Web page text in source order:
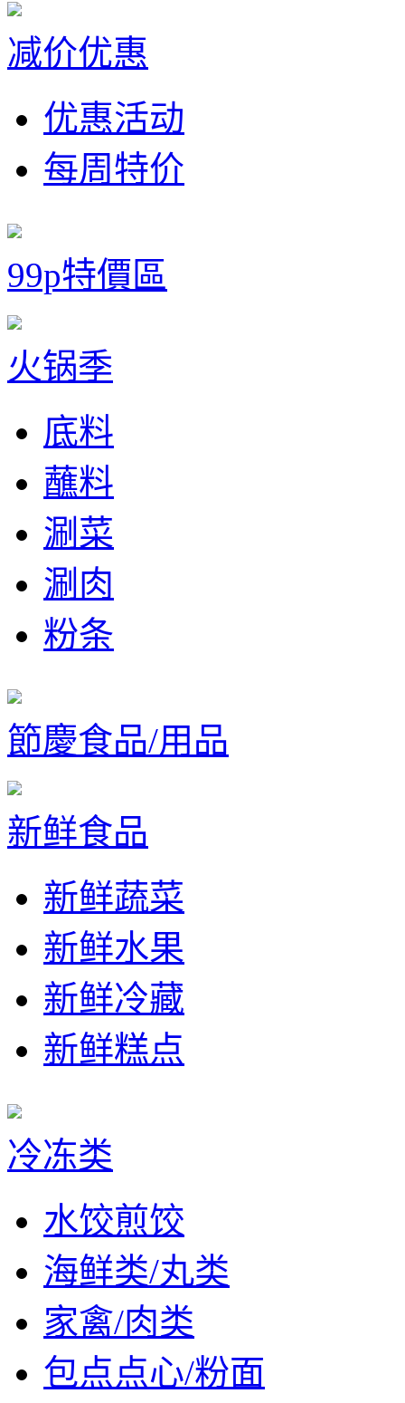
减价优惠
优惠活动
每周特价
99p特價區
火锅季
底料
蘸料
涮菜
涮肉
粉条
節慶食品/用品
新鲜食品
新鲜蔬菜
新鲜水果
新鲜冷藏
新鲜糕点
冷冻类
水饺煎饺
海鲜类/丸类
家禽/肉类
包点点心/粉面